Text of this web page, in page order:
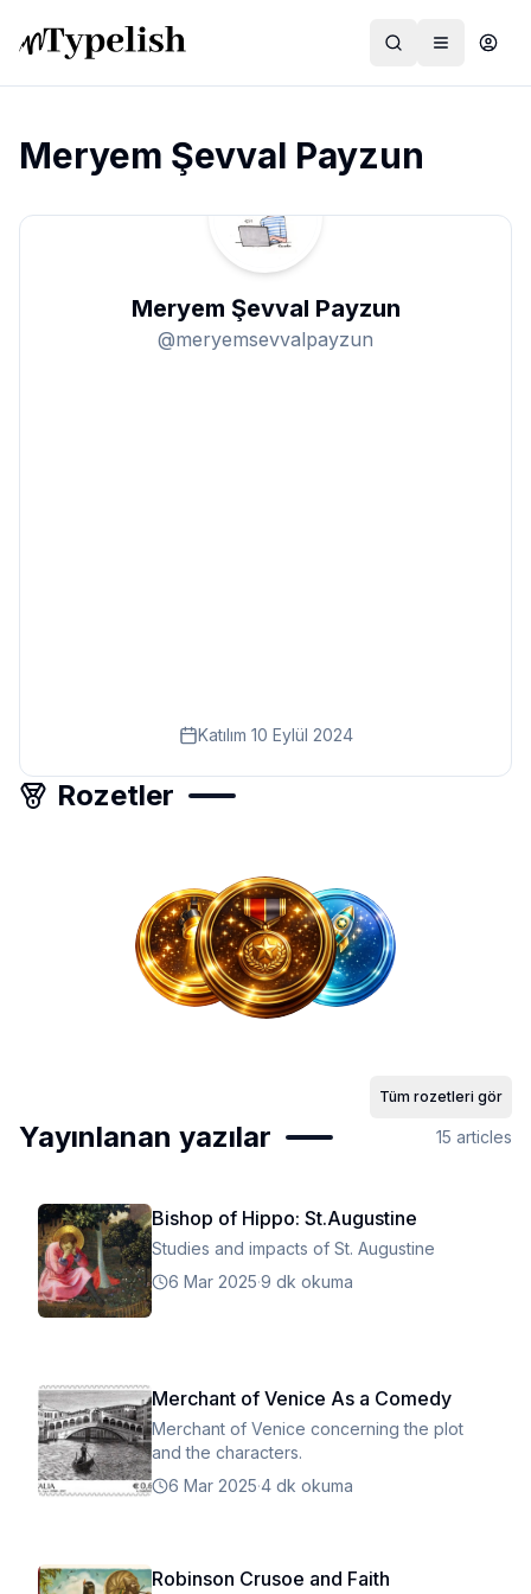
Dünya
Kültür ve Sanat
Meryem Şevval Payzun
Meryem Şevval Payzun
@meryemsevvalpayzun
Katılım 10 Eylül 2024
Rozetler
Tüm rozetleri gör
Yayınlanan yazılar 15 articles
Bishop of Hippo: St.Augustine
Studies and impacts of St. Augustine
6 Mar 2025·9 dk okuma
Merchant of Venice As a Comedy
Merchant of Venice concerning the plot
and the characters.
6 Mar 2025·4 dk okuma
Robinson Crusoe and Faith